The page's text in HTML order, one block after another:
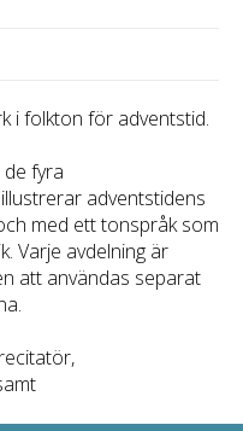
i folkton för adventstid.
fyra
adventstidens
med ett tonspråk som
Varje avdelning är
att användas separat